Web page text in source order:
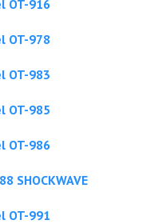
OT-916
OT-978
OT-983
OT-985
OT-986
SHOCKWAVE
OT-991